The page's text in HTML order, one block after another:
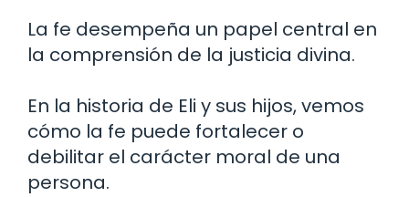
La fe desempeña un papel central en
la comprensión de la justicia divina.
En la historia de Eli y sus hijos, vemos
cómo la fe puede fortalecer o
debilitar el carácter moral de una
persona.